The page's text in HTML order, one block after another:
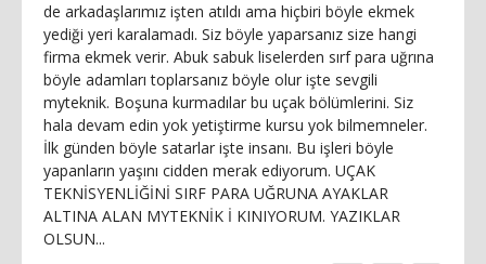
de arkadaşlarımız işten atıldı ama hiçbiri böyle ekmek
yediği yeri karalamadı. Siz böyle yaparsanız size hangi
firma ekmek verir. Abuk sabuk liselerden sırf para uğrına
böyle adamları toplarsanız böyle olur işte sevgili
myteknik. Boşuna kurmadılar bu uçak bölümlerini. Siz
hala devam edin yok yetiştirme kursu yok bilmemneler.
İlk günden böyle satarlar işte insanı. Bu işleri böyle
yapanların yaşını cidden merak ediyorum. UÇAK
TEKNİSYENLİĞİNİ SIRF PARA UĞRUNA AYAKLAR
ALTINA ALAN MYTEKNİK İ KINIYORUM. YAZIKLAR
OLSUN...